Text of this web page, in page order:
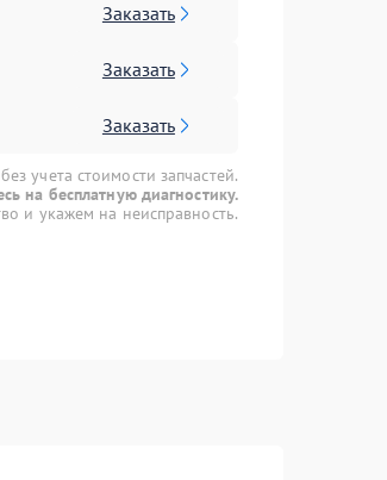
Заказать
Заказать
Заказать
учета стоимости запчастей.
на бесплатную диагностику.
и укажем на неисправность.